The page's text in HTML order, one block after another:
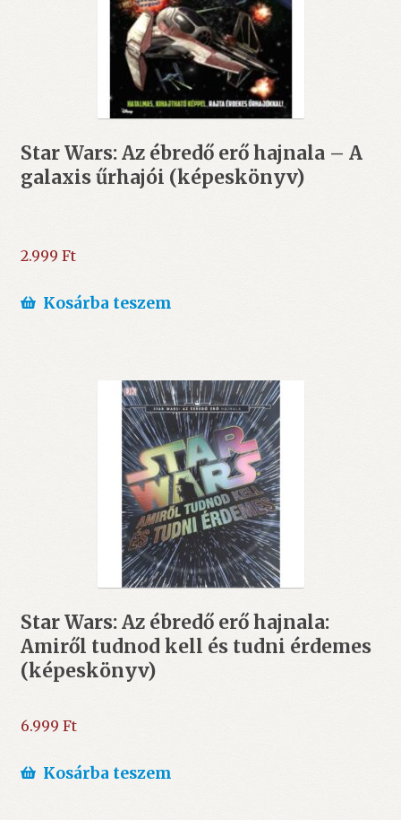
Star Wars: Az ébredő erő hajnala – A
galaxis űrhajói (képeskönyv)
2.999 Ft
Kosárba teszem
Star Wars: Az ébredő erő hajnala:
Amiről tudnod kell és tudni érdemes
(képeskönyv)
6.999 Ft
Kosárba teszem